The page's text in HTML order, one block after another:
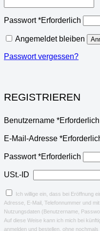
Passwort*Erforderlich
Angemeldet bleiben
Passwort vergessen?
REGISTRIEREN
Benutzername *Erforderlich
E-Mail-Adresse *
Passwort*Erforderlich
USt.-ID
Ich willige ein, dass bei Eröffnung
Adresse, E-Mail, Telefonnummer und
Nutzungsdaten (Benutzername,
Auf diese Weise kann ich mich bei
anmelden und bestellen, ohne